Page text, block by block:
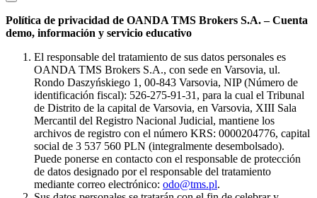
Política de privacidad de OANDA TMS Brokers S.A. – Cuenta
demo, información y servicio educativo
El responsable del tratamiento de sus datos personales es
OANDA TMS Brokers S.A., con sede en Varsovia, ul.
Rondo Daszyńskiego 1, 00-843 Varsovia, NIP (Número de
identificación fiscal): 526-275-91-31, para la cual el Tribunal
de Distrito de la capital de Varsovia, en Varsovia, XIII Sala
Mercantil del Registro Nacional Judicial, mantiene los
archivos de registro con el número KRS: 0000204776, capital
social de 3 537 560 PLN (integralmente desembolsado).
Puede ponerse en contacto con el responsable de protección
de datos designado por el responsable del tratamiento
mediante correo electrónico: odo@tms.pl.